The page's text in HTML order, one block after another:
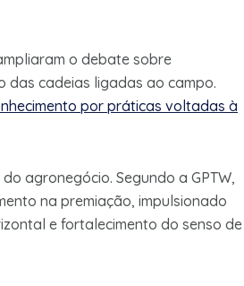
o debate sobre
das cadeias ligadas ao campo.
por práticas voltadas à
agronegócio. Segundo a GPTW,
na premiação, impulsionado
e fortalecimento do senso de